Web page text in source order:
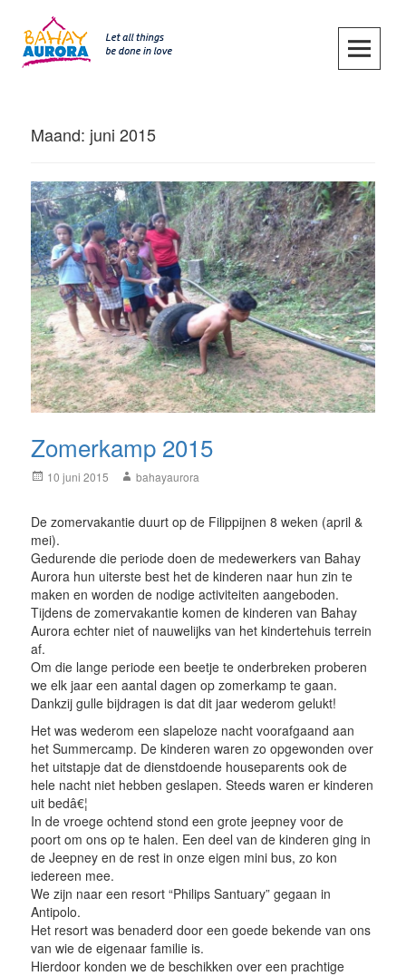
content
Maand: juni 2015
Zomerkamp 2015
Posted
10 juni 2015 Author
bahayaurora
De zomervakantie duurt op de Filippijnen 8 weken (april &
mei).
Gedurende die periode doen de medewerkers van Bahay
Aurora hun uiterste best het de kinderen naar hun zin te
maken en worden de nodige activiteiten aangeboden.
Tijdens de zomervakantie komen de kinderen van Bahay
Aurora echter niet of nauwelijks van het kindertehuis terrein
af.
Om die lange periode een beetje te onderbreken proberen
we elk jaar een aantal dagen op zomerkamp te gaan.
Dankzij gulle bijdragen is dat dit jaar wederom gelukt!
Het was wederom een slapeloze nacht voorafgaand aan
het Summercamp. De kinderen waren zo opgewonden over
het uitstapje dat de dienstdoende houseparents ook de
hele nacht niet hebben geslapen. Steeds waren er kinderen
uit bedâ€¦
In de vroege ochtend stond een grote jeepney voor de
poort om ons op te halen. Een deel van de kinderen ging in
de Jeepney en de rest in onze eigen mini bus, zo kon
iedereen mee.
We zijn naar een resort “Philips Santuary” gegaan in
Antipolo.
Het resort was benaderd door een goede bekende van ons
van wie de eigenaar familie is.
Hierdoor konden we de beschikken over een prachtige